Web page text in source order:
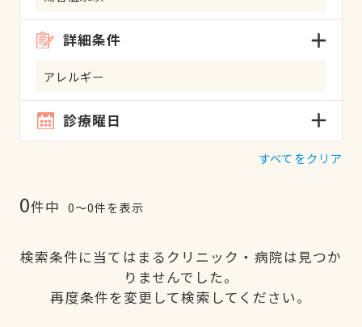
詳細条件
アレルギー
診療曜日
すべてをクリア
0件中 0〜0件を表示
検索条件に当てはまるクリニック・病院は見つか
りませんでした。
再度条件を変更して検索してください。